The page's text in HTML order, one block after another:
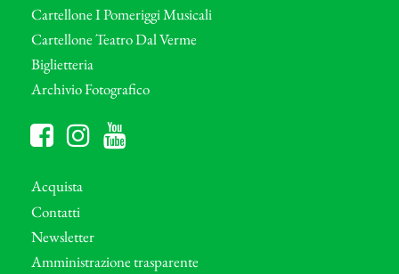
Cartellone I Pomeriggi Musicali
Cartellone Teatro Dal Verme
Biglietteria
Archivio Fotografico
Acquista
Contatti
Newsletter
Amministrazione trasparente